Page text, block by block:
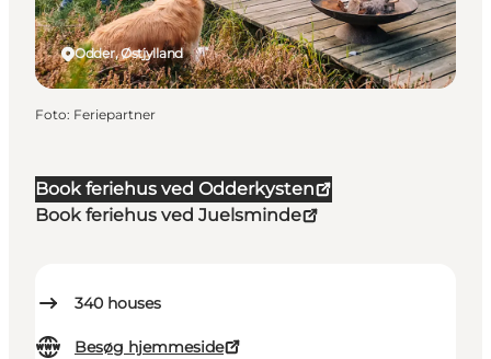
Book feriehus ved Odderkysten
Book feriehus ved Juelsminde
340 houses
Besøg hjemmeside
Odder, Østjylland
Foto: Feriepartner